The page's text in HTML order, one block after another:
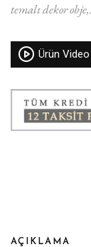
temalı dekor obje
Ürün Video
AÇIKLAMA